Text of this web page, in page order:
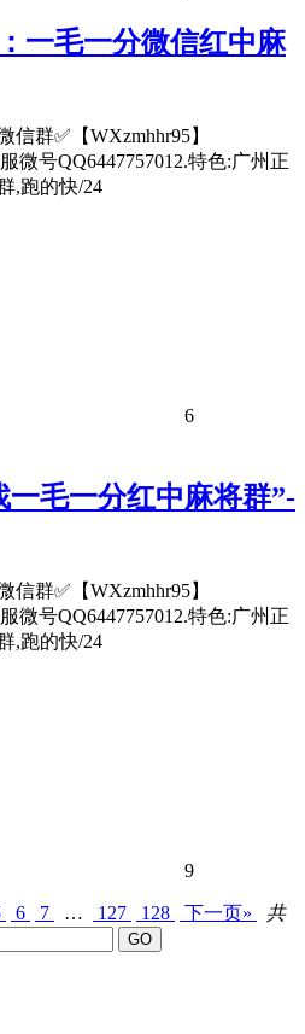
一毛一分微信红中麻
信群✅【WXzmhhr95】
微号QQ6447757012.特色:广州正
,跑的快/24
6
一毛一分红中麻将群”-
信群✅【WXzmhhr95】
微号QQ6447757012.特色:广州正
,跑的快/24
9
6 7 … 127 128 下一页»
共